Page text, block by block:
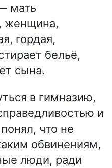
мать
женщина,
гордая,
бельё,
сына.
в гимназию,
и
что не
обвинениям,
люди, ради